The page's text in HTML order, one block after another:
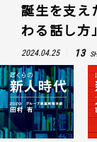
誕生を支え
わる話し方
2024.04.25 13